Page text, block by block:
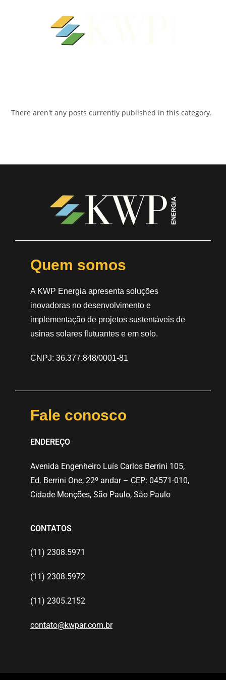
There aren't any posts currently published in this category.
Quem somos
A KWP Energia apresenta soluções
inovadoras no desenvolvimento e
implementação de projetos sustentáveis de
usinas solares flutuantes e em solo.
CNPJ: 36.377.848/0001-81
Fale conosco
ENDEREÇO
Avenida Engenheiro Luís Carlos Berrini 105,
Ed. Berrini One, 22º andar – CEP: 04571-010,
Cidade Monções, São Paulo, São Paulo
CONTATOS
(11) 2308.5971
(11) 2308.5972
(11) 2305.2152
contato@kwpar.com.br